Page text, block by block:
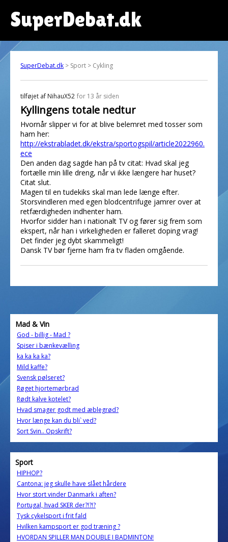
SuperDebat.dk
SuperDebat.dk > Sport > Cykling
tilføjet af NihauX52 for 13 år siden
Kyllingens totale nedtur
Hvornår slipper vi for at blive belemret med tosser som
ham her:
http://ekstrabladet.dk/ekstra/sportogspil/article2022960.
ece
Den anden dag sagde han på tv citat: Hvad skal jeg
fortælle min lille dreng, når vi ikke længere har huset?
Citat slut.
Magen til en tudekiks skal man lede længe efter.
Storsvindleren med egen blodcentrifuge jamrer over at
retfærdigheden indhenter ham.
Hvorfor sidder han i nationalt TV og fører sig frem som
ekspert, når han i virkeligheden er falleret doping vrag!
Det finder jeg dybt skammeligt!
Dansk TV bør fjerne ham fra tv fladen omgående.
Mad & Vin
God - billig - Mad ?
Spiser i bænkevælling
ka ka ka ka?
Mild kaffe?
Svensk pølseret?
Røget hjortemørbrad
Rødt kalve kotelet?
Hvad smager godt med æblegrød?
Hvor længe kan du bli` ved?
Sort Svin.. Opskrift?
Sport
HIPHOP?
Cantona: jeg skulle have slået hårdere
Hvor stort vinder Danmark i aften?
Portugal, hvad SKER der?!?!?
Tysk cykelsport i frit fald
Hvilken kampsport er god træning ?
HVORDAN SPILLER MAN DOUBLE I BADMINTON!